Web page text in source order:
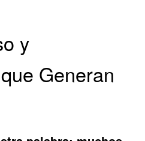
y
Generan